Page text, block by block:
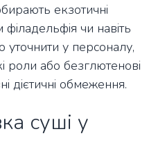
екзотичні
чи навіть
у персоналу,
роли або безглютенові
дієтичні обмеження.
суші у